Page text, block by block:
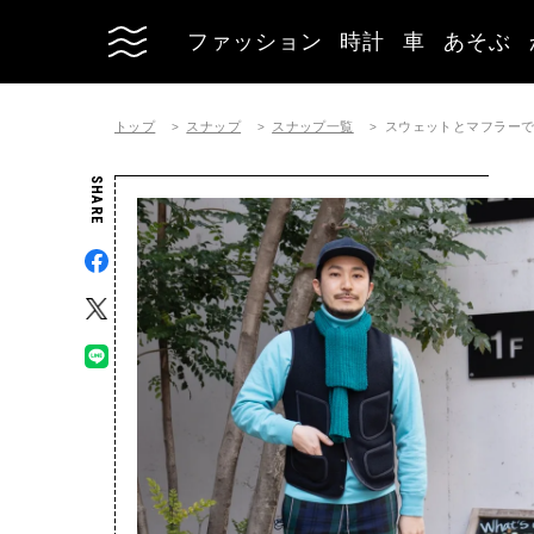
ファッション 時計 車 あそぶ
トップ スナップ スナップ一覧 スウェットとマフラー
SHARE